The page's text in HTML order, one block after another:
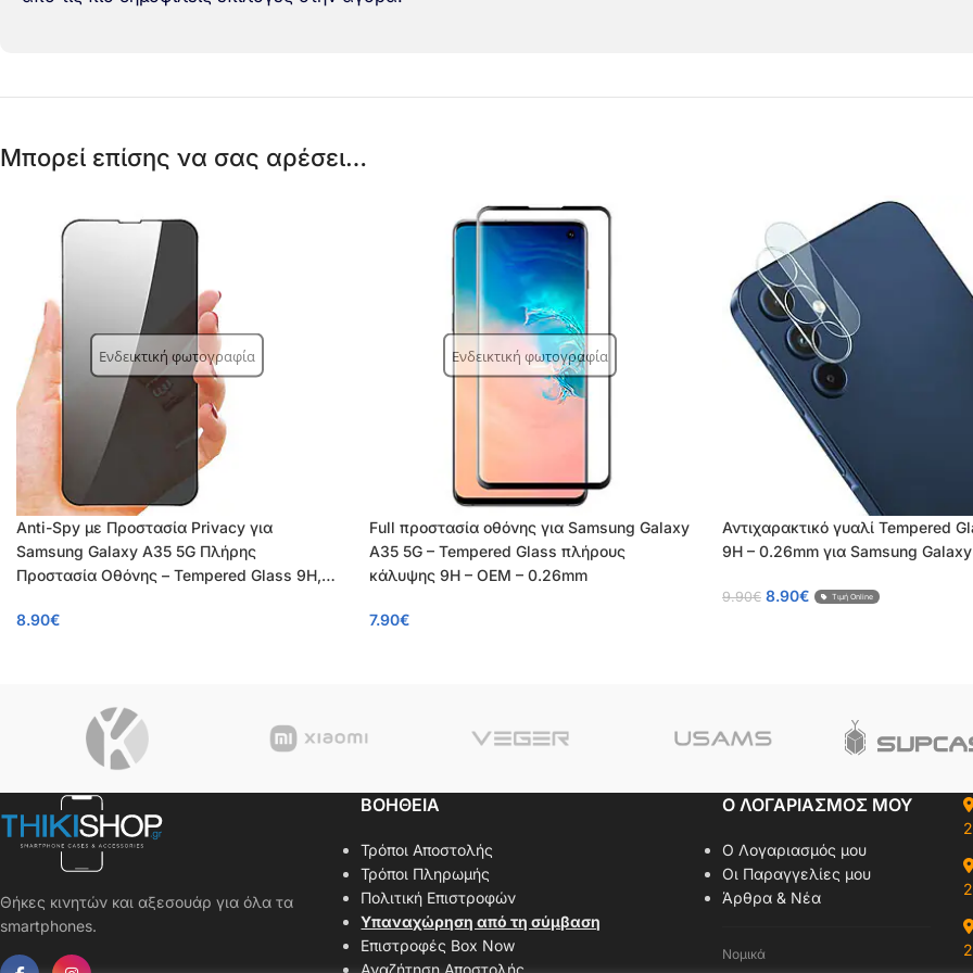
Μπορεί επίσης να σας αρέσει…
Ενδεικτική φωτογραφία
Anti-Spy με Προστασία Privacy για
Samsung Galaxy A35 5G Πλήρης
Προστασία Οθόνης – Tempered Glass 9H,
8.90€
Ενδεικτική φωτογραφία
Full προστασία οθόνης για Samsung Galaxy
A35 5G – Tempered Glass πλήρους
κάλυψης 9H – OEM – 0.26mm
7.90€
Αντιχαρακτικό γυαλί Tempered
9H – 0.26mm για Samsung
9.90€ 8.90€ Τιμή Online
Θήκες κινητών και αξεσουάρ για όλα τα
smartphones.
ΒΟΗΘΕΙΑ
Τρόποι Αποστολής
Τρόποι Πληρωμής
Πολιτική Επιστροφών
Υπαναχώρηση από τη σύμβαση
Επιστροφές Box Now
Αναζήτηση Αποστολής
Ο ΛΟΓΑΡΙΑΣΜΟΣ ΜΟΥ
Ο Λογαριασμός μου
Οι Παραγγελίες μου
Άρθρα & Νέα
Νομικά